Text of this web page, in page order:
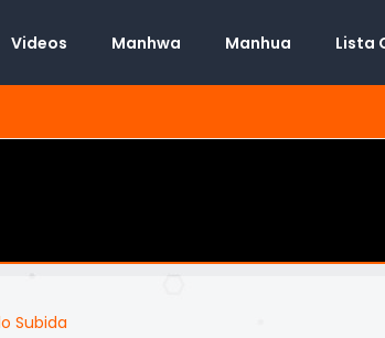
Videos Manhwa Manhua Lista
Subida